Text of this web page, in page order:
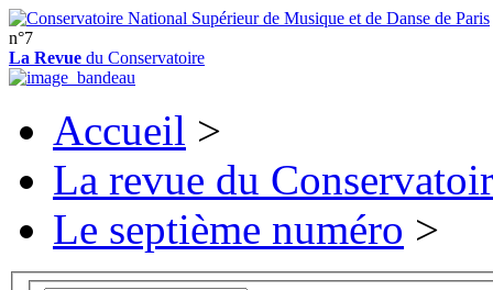
n°7
La Revue du Conservatoire
Accueil >
La revue du
Le septième numéro >